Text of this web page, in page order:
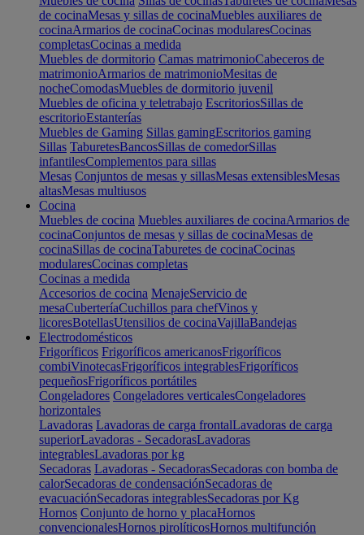
de cocinaMesas y sillas de cocinaMuebles auxiliares de
cocinaArmarios de cocinaCocinas modularesCocinas
completasCocinas a medida
Muebles de dormitorio Camas matrimonioCabeceros de
matrimonioArmarios de matrimonioMesitas de
nocheComodasMuebles de dormitorio juvenil
Muebles de oficina y teletrabajo EscritoriosSillas de
escritorioEstanterías
Muebles de Gaming Sillas gamingEscritorios gaming
Sillas TaburetesBancosSillas de comedorSillas
infantilesComplementos para sillas
Mesas Conjuntos de mesas y sillasMesas extensiblesMesas
altasMesas multiusos
Cocina
Muebles de cocina Muebles auxiliares de cocinaArmarios de
cocinaConjuntos de mesas y sillas de cocinaMesas de
cocinaSillas de cocinaTaburetes de cocinaCocinas
modularesCocinas completas
Cocinas a medida
Accesorios de cocina MenajeServicio de
mesaCuberteríaCuchillos para chefVinos y
licoresBotellasUtensilios de cocinaVajillaBandejas
Electrodomésticos
Frigoríficos Frigoríficos americanosFrigoríficos
combiVinotecasFrigoríficos integrablesFrigoríficos
pequeñosFrigoríficos portátiles
Congeladores Congeladores verticalesCongeladores
horizontales
Lavadoras Lavadoras de carga frontalLavadoras de carga
superiorLavadoras - SecadorasLavadoras
integrablesLavadoras por kg
Secadoras Lavadoras - SecadorasSecadoras con bomba de
calorSecadoras de condensaciónSecadoras de
evacuaciónSecadoras integrablesSecadoras por Kg
Hornos Conjunto de horno y placaHornos
convencionalesHornos pirolíticosHornos multifunción